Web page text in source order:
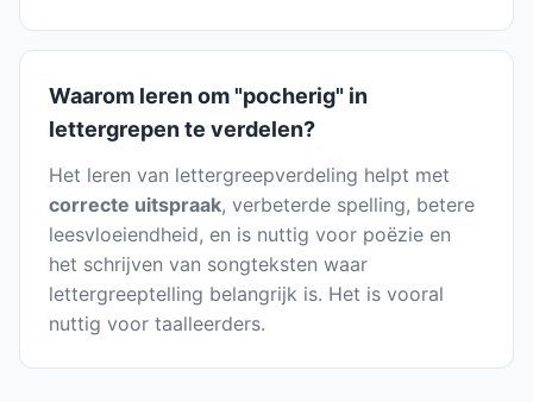
Waarom leren om "pocherig" in
lettergrepen te verdelen?
Het leren van lettergreepverdeling helpt met
correcte uitspraak, verbeterde spelling, betere
leesvloeiendheid, en is nuttig voor poëzie en
het schrijven van songteksten waar
lettergreeptelling belangrijk is. Het is vooral
nuttig voor taalleerders.